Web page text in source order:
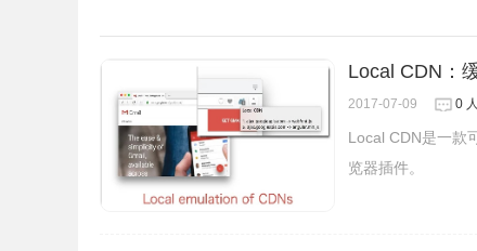
PageSpeed Insights的联系方式
1.来自：developers.google.com。
Local CDN：
2017-07-09 0
Local CDN是一款
览器插件。